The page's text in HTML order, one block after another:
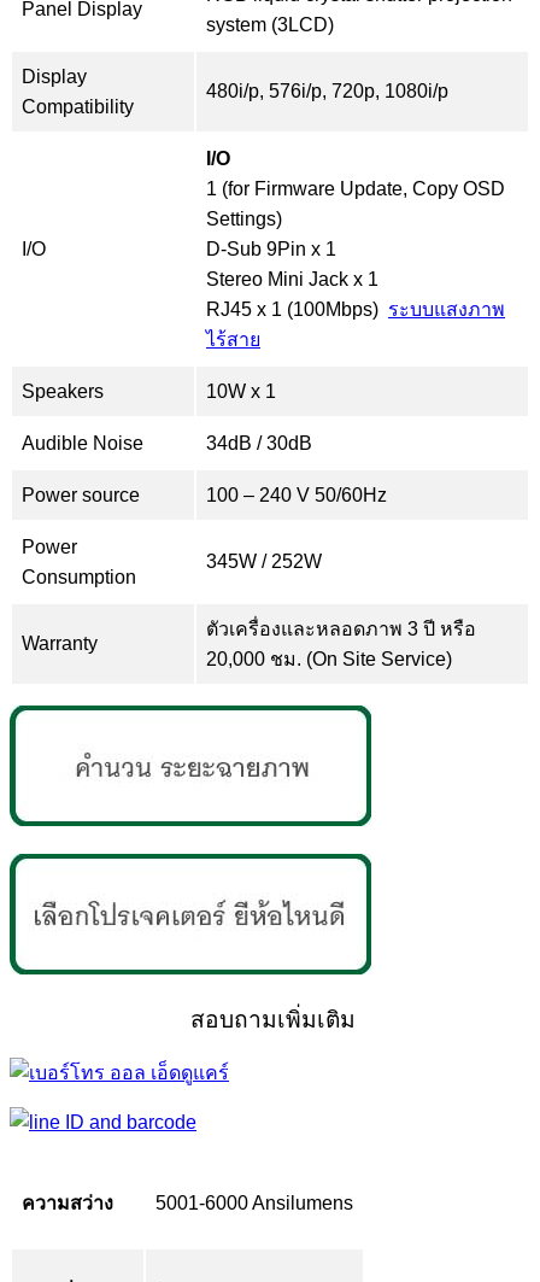
Panel Display
system (3LCD)
Display
Compatibility
480i/p, 576i/p, 720p, 1080i/p
I/O
I/O
1 (for Firmware Update, Copy OSD
Settings)
D-Sub 9Pin x 1
Stereo Mini Jack x 1
RJ45 x 1 (100Mbps) ระบบแสงภาพ
ไร้สาย
Speakers 10W x 1
Audible Noise 34dB / 30dB
Power source 100 – 240 V 50/60Hz
Power
Consumption
345W / 252W
Warranty
ตัวเครื่องและหลอดภาพ 3 ปี หรือ
20,000 ชม. (On Site Service)
สอบถามเพิ่มเติม
ความสว่าง 5001-6000 Ansilumens